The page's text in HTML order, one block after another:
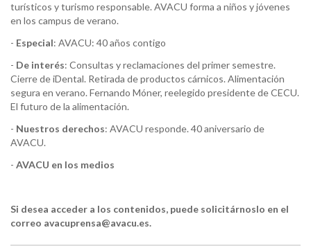
turísticos y turismo responsable. AVACU forma a niños y jóvenes
en los campus de verano.
- Especial: AVACU: 40 años contigo
- De interés: Consultas y reclamaciones del primer semestre.
Cierre de iDental. Retirada de productos cárnicos. Alimentación
segura en verano. Fernando Móner, reelegido presidente de CECU.
El futuro de la alimentación.
- Nuestros derechos: AVACU responde. 40 aniversario de
AVACU.
- AVACU en los medios
Si desea acceder a los contenidos, puede solicitárnoslo en el
correo avacuprensa@avacu.es.